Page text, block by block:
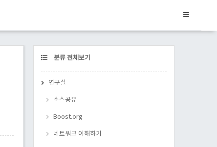
CATEGORY
분류 전체보기
연구실
소스공유
Boost.org
네트워크 이해하기